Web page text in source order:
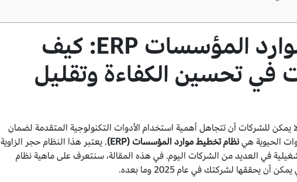
نظام تخطيط موارد المؤسسات ERP: كيف
في تحسين الكفاءة وتقليل
يمكن للشركات أن تتجاهل أهمية استخدام الأدوات التكنولوجية المتقدمة لضمان
الحيوية هينظام تخطيط موارد المؤسسات (ERP)
. يعتبر هذا النظام حجر الزاوية
في العديد من الشركات اليوم. في هذه المقالة، سنتعرف على ماهية نظام